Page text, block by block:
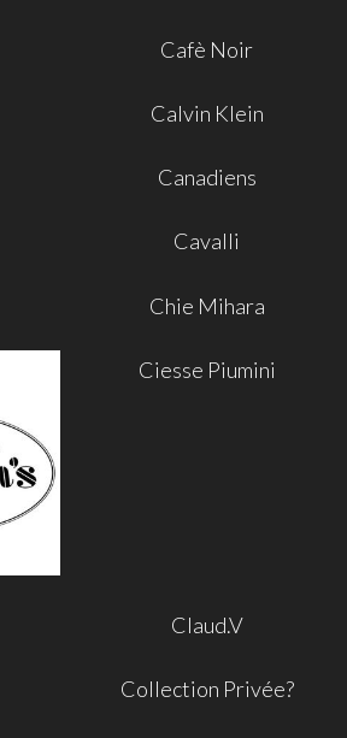
Cafè Noir
Calvin Klein
Canadiens
Cavalli
Chie Mihara
Ciesse Piumini
Claud.V
Collection Privée?